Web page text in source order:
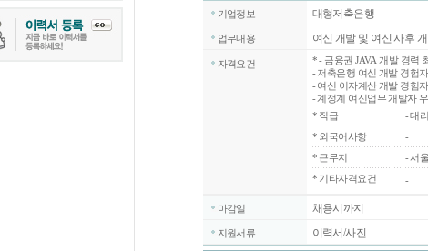
기업정보 대형저축은행
업무내용 여신 개발 및 여신 사후
자격요건 *- 금융권 JAVA 개발 경력
- 저축은행 여신 개발 경험
- 여신 이자계산 개발 경험
- 계정계 여신업무 개발자
* 직급
- 대리
* 외국어사항
-
* 근무지
- 서울
* 기타자격요건
-
마감일 채용시까지
지원서류 이력서/사진